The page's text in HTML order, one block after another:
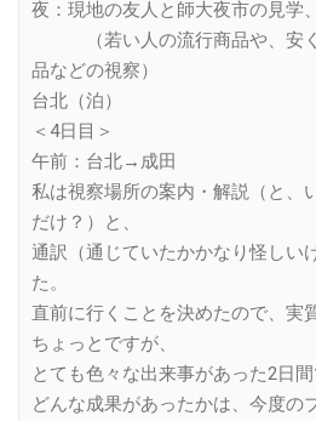
夜：現地の友人と師大夜市の見学
（若い人の流行商品や、安く
品などの視察）
台北（泊）
＜4日目＞
午前：台北→成田
私は視察場所の案内・解説（と、
だけ？）と、
通訳（通じていたかかなり怪しい
た。
直前に行くことを決めたので、実
ちょっとですが、
とても色々な出来事があった2日間
どんな成果があったかは、今度の